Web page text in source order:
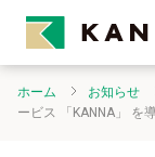
ホーム お知らせ
ービス 「KANNA」 を